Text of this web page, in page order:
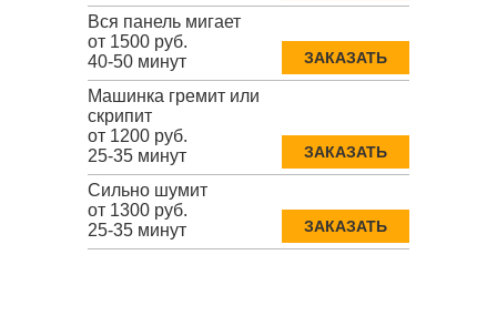
Вся панель мигает
от 1500 руб.
40-50 минут
ЗАКАЗАТЬ
Машинка гремит или
скрипит
от 1200 руб.
25-35 минут
ЗАКАЗАТЬ
Сильно шумит
от 1300 руб.
25-35 минут
ЗАКАЗАТЬ